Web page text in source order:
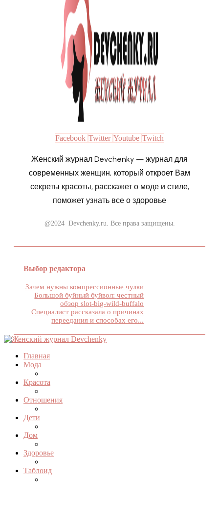
Facebook Twitter Youtube Twitch
Женский журнал Devchenky — журнал для
современных женщин, который откроет Вам
секреты красоты, расскажет о моде и стиле,
поможет узнать все о здоровье
@2024 Devchenky.ru. Все права защищены.
Выбор редактора
Зачем нужны компрессионные чулки
Большой буйный буйвол: честный
обзор slot-big-wild-buffalo
Специалист рассказала о причинах
переедания и способах его...
Главная
Мода
Красота
Отношения
Дети
Дом
Здоровье
Таблоид